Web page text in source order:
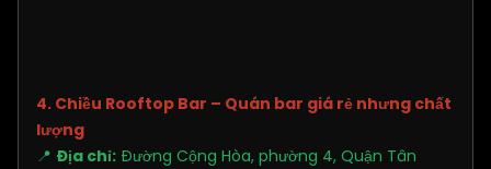
4. Chiều Rooftop Bar – Quán bar giá rẻ nhưng chất
lượng
📍 Địa chỉ: Đường Cộng Hòa, phường 4, Quận Tân